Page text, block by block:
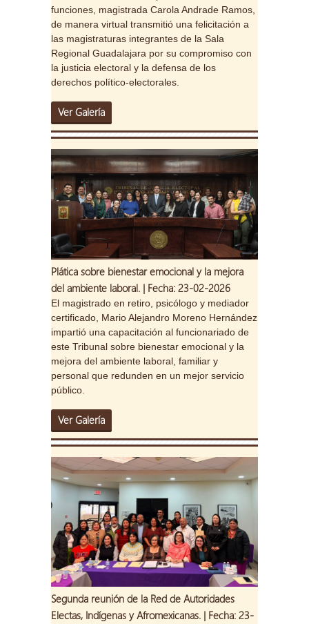
funciones, magistrada Carola Andrade Ramos,
de manera virtual transmitió una felicitación a
las magistraturas integrantes de la Sala
Regional Guadalajara por su compromiso con
la justicia electoral y la defensa de los
derechos político-electorales.
Ver Galería
Plática sobre bienestar emocional y la mejora
del ambiente laboral. | Fecha: 23-02-2026
El magistrado en retiro, psicólogo y mediador
certificado, Mario Alejandro Moreno Hernández
impartió una capacitación al funcionariado de
este Tribunal sobre bienestar emocional y la
mejora del ambiente laboral, familiar y
personal que redunden en un mejor servicio
público.
Ver Galería
Segunda reunión de la Red de Autoridades
Electas, Indígenas y Afromexicanas. | Fecha: 23-